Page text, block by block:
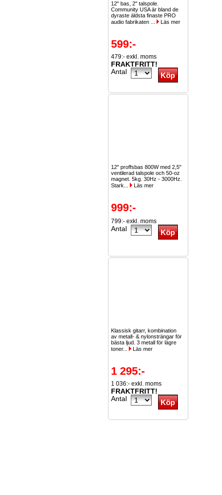
12" bas, 2" talspole.
Community USA är bland de
dyraste äldsta finaste PRO
audio fabrikaten ...
Läs mer
599:-
479:- exkl. moms
FRAKTFRITT!
Antal
12" proffsbas 800W med 2,5"
ventilerad talspole och 50-oz
magnet. 5kg. 30Hz - 3000Hz.
Stark...
Läs mer
999:-
799:- exkl. moms
Antal
Klassisk gitarr, kombination
av metall- & nylonsträngar för
bästa ljud. 3 metall för lägre
toner...
Läs mer
1 295:-
1 036:- exkl. moms
FRAKTFRITT!
Antal